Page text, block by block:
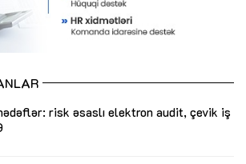
risk əsaslı elektron audit, çevik iş